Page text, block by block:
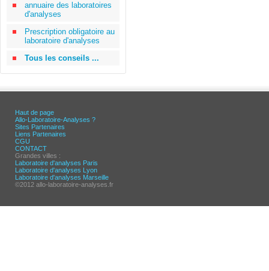
annuaire des laboratoires
d'analyses
Prescription obligatoire au
laboratoire d'analyses
Tous les conseils ...
Haut de page
Allo-Laboratoire-Analyses ?
Sites Partenaires
Liens Partenaires
CGU
CONTACT
Grandes villes :
Laboratoire d'analyses Paris
Laboratoire d'analyses Lyon
Laboratoire d'analyses Marseille
©2012 allo-laboratoire-analyses.fr